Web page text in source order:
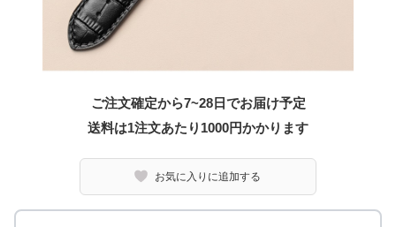
ご注文確定から7~28日でお届け予定
送料は1注文あたり 1000円かかります
お気に入りに追加する